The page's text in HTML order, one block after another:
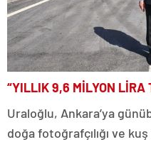
“YILLIK 9,6 MİLYON LİRA
Uraloğlu, Ankara’ya
doğa fotoğrafçılığı ve